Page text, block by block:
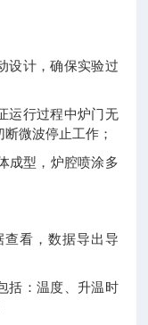
设计，确保实验过
运行过程中炉门无
微波停止工作；
成型，炉腔喷涂多
看，数据导出导
括：温度、升温时